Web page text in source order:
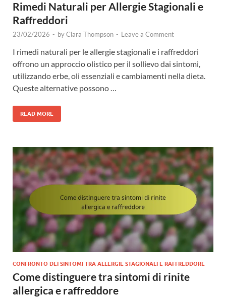
Rimedi Naturali per Allergie Stagionali e
Raffreddori
23/02/2026 - byClara Thompson - Leave a Comment
I rimedi naturali per le allergie stagionali e i raffreddori
offrono un approccio olistico per il sollievo dai sintomi,
utilizzando erbe, oli essenziali e cambiamenti nella dieta.
Queste alternative possono …
READ MORE
CONFRONTO DEI SINTOMI TRA ALLERGIE STAGIONALI E RAFFREDDORE
Come distinguere tra sintomi di rinite
allergica e raffreddore